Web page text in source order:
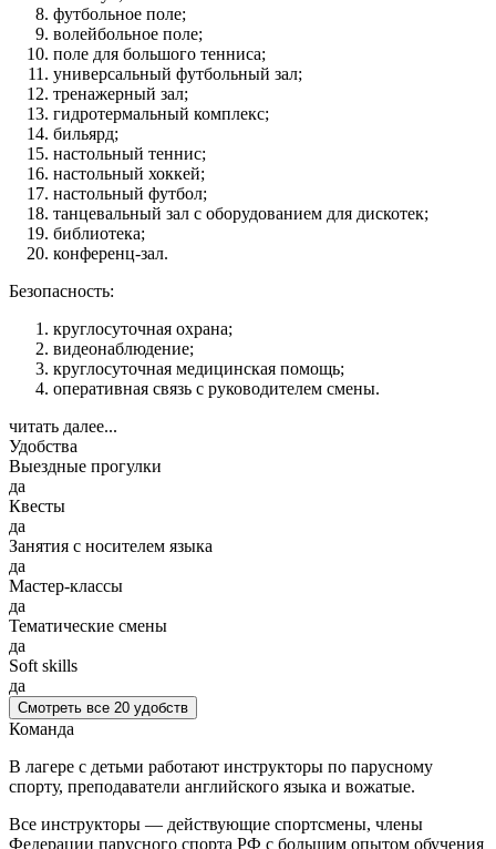
футбольное поле;
волейбольное поле;
поле для большого тенниса;
универсальный футбольный зал;
тренажерный зал;
гидротермальный комплекс;
бильярд;
настольный теннис;
настольный хоккей;
настольный футбол;
танцевальный зал с оборудованием для дискотек;
библиотека;
конференц-зал.
Безопасность:
круглосуточная охрана;
видеонаблюдение;
круглосуточная медицинская помощь;
оперативная связь с руководителем смены.
читать далее...
Удобства
Выездные прогулки
да
Квесты
да
Занятия с носителем языка
да
Мастер-классы
да
Тематические смены
да
Soft skills
да
Смотреть все 20 удобств
Команда
В лагере с детьми работают инструкторы по парусному
спорту, преподаватели английского языка и вожатые.
Все инструкторы — действующие спортсмены, члены
Федерации парусного спорта РФ с большим опытом обучения